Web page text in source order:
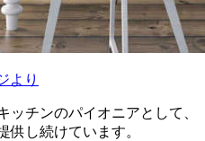
より
ッチンのパイオニアとして、
供し続けています。